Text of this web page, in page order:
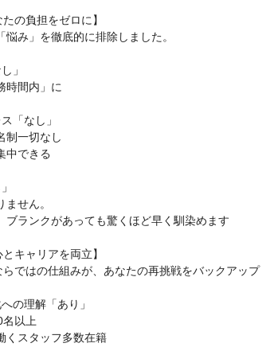
の負担をゼロに】
み」を徹底的に排除しました。
」
時間内」に
「なし」
制一切なし
中できる
せん。
ブランクがあっても驚くほど早く馴染めます
キャリアを両立】
ではの仕組みが、あなたの再挑戦をバックアップ
の理解「あり」
名以上
くスタッフ多数在籍